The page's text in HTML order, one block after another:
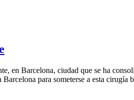
en Barcelona, ciudad que se ha
para someterse a esta cirugía